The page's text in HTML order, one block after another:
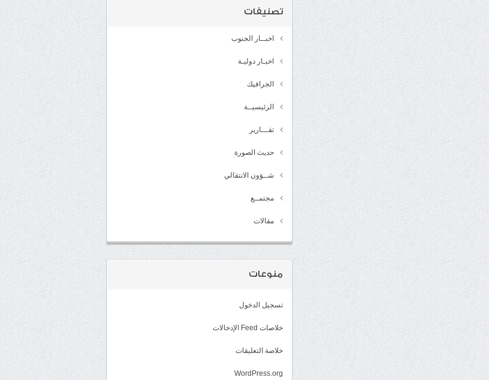
تصنيفات
اخبــار الجنوب
اخبـار دوليـة
الجرافيك
الرئيسيــة
تقـــارير
حديث الصورة
شــؤون الانتقالي
مجتمــع
مقالات
منوعات
تسجيل الدخول
خلاصات Feed الإدخالات
خلاصة التعليقات
WordPress.org